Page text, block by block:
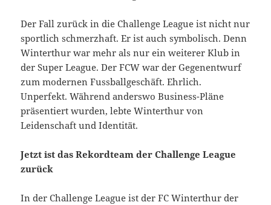
Der Fall zurück in die Challenge League ist nicht nur
sportlich schmerzhaft. Er ist auch symbolisch. Denn
Winterthur war mehr als nur ein weiterer Klub in
der Super League. Der FCW war der Gegenentwurf
zum modernen Fussballgeschäft. Ehrlich.
Unperfekt. Während anderswo Business-Pläne
präsentiert wurden, lebte Winterthur von
Leidenschaft und Identität.
Jetzt ist das Rekordteam der Challenge League
zurück
In der Challenge League ist der FC Winterthur der